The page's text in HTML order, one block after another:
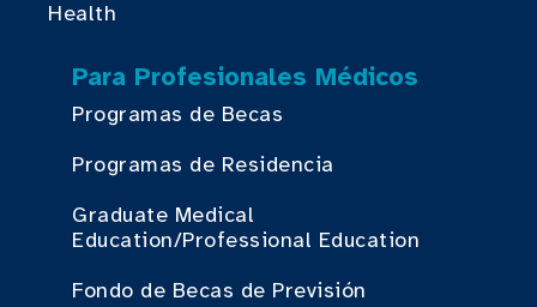
Health
Para Profesionales Médicos
Programas de Becas
Programas de Residencia
Graduate Medical
Education/Professional Education
Fondo de Becas de Previsión